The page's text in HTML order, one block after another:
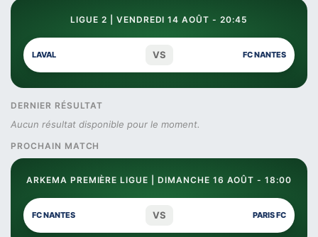
LIGUE 2 | VENDREDI 14 AOÛT - 20:45
LAVAL VS FC NANTES
DERNIER RÉSULTAT
Aucun résultat disponible pour le moment.
PROCHAIN MATCH
ARKEMA PREMIÈRE LIGUE | DIMANCHE 16 AOÛT - 18:00
FC NANTES VS PARIS FC